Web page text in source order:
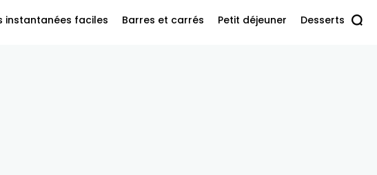
instantanées faciles Barres et carrés Petit déjeuner Desserts